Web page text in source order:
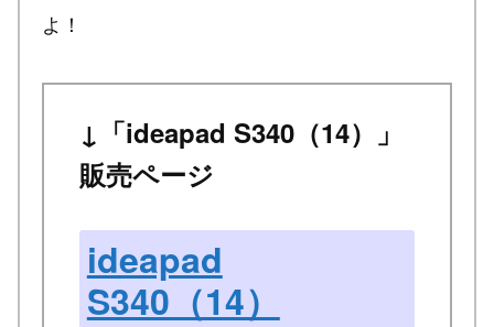
よ！
↓「ideapad S340（14）」
販売ページ
ideapad
S340（14）